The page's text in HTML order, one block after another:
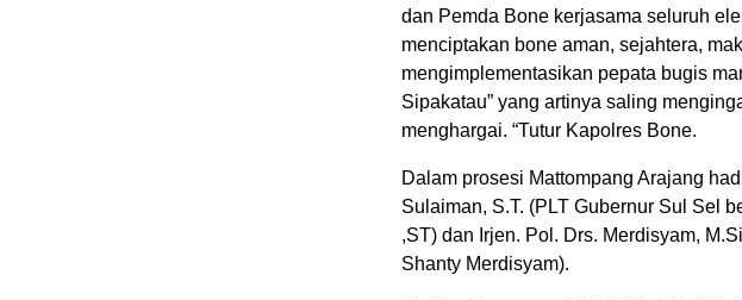
dan Pemda Bone kerjasama seluruh
menciptakan bone aman, sejahtera,
mengimplementasikan pepata bugis
Sipakatau” yang artinya saling
menghargai. “Tutur Kapolres Bone.
Dalam prosesi Mattompang Arajang
Sulaiman, S.T. (PLT Gubernur Sul Sel
,ST) dan Irjen. Pol. Drs. Merdisyam,
Shanty Merdisyam).